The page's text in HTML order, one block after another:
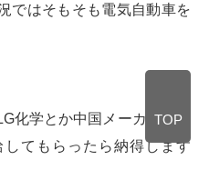
ではそもそも電気自動車を
化学とか中国メーカーに頭
てもらったら納得します
TOP